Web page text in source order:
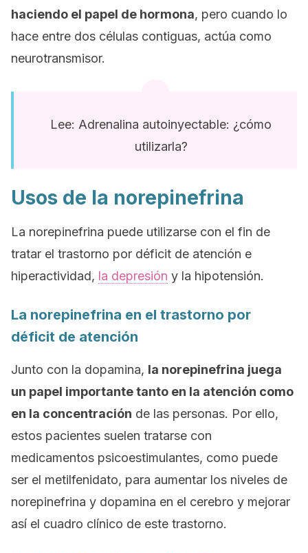
haciendo el papel de hormona, pero cuando lo
hace entre dos células contiguas, actúa como
neurotransmisor.
Lee: Adrenalina autoinyectable: ¿cómo
utilizarla?
Usos de la norepinefrina
La norepinefrina puede utilizarse con el fin de
tratar el trastorno por déficit de atención e
hiperactividad, la depresión y la hipotensión.
La norepinefrina en el trastorno por
déficit de atención
Junto con la dopamina, la norepinefrina juega
un papel importante tanto en la atención como
en la concentración de las personas. Por ello,
estos pacientes suelen tratarse con
medicamentos psicoestimulantes, como puede
ser el metilfenidato, para aumentar los niveles de
norepinefrina y dopamina en el cerebro y mejorar
así el cuadro clínico de este trastorno.